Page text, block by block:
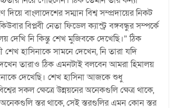
দিয়ে বাংলাদেশের সম্মান বিশ্ব সম্প্রদায়ের নিকট
বিপ্লবী নেতা ফিডেল ক্যাস্ট্র বঙ্গবন্ধুর সম্পর্কে
দেখি নি কিন্তু শেখ মুজিবকে দেখেছি।” ঠিক
হাসিনাকে সামনে দেখেন, নি তারা যদি
তারাও ঠিক এমনটাই বলবেন আমরা হিমালয়
দেখেছি। শেখ হাসিনা আজকে শুধু
সকল ক্ষেত্রে উন্নয়নের অনেকগুলি ক্ষেত্র থাকে,
স্তর থাকে, সেই স্তরগুলির এমন কোন স্তর